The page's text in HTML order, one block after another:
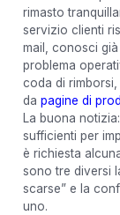
rimasto
servizio clienti
mail, conosci
problema
coda di
da pagine di
La buona
sufficienti per
è richiesta
sono tre diversi
scarse” e la
uno.